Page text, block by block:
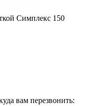
Симплекс 150
вам перезвонить: